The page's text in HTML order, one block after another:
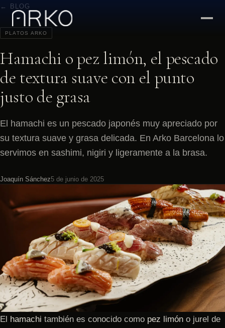
← BLOG
PLATOS ARKO
Hamachi o pez limón, el pescado
de textura suave con el punto
justo de grasa
El hamachi es un pescado japonés muy apreciado por
su textura suave y grasa delicada. En Arko Barcelona lo
servimos en sashimi, nigiri y ligeramente a la brasa.
Joaquín Sánchez5 de junio de 2025
El hamachi también es conocido como pez limón o jurel de